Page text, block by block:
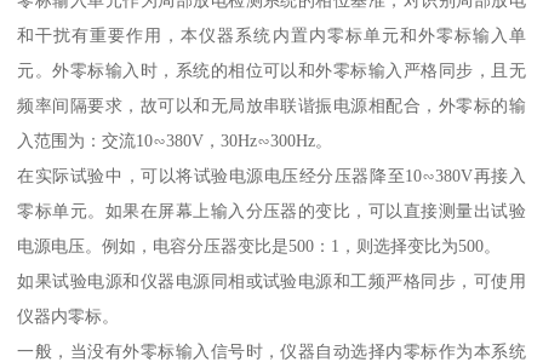
和干扰有重要作用，本仪器系统内置内零标单元和外零标输入单
元。外零标输入时，系统的相位可以和外零标输入严格同步，且无
频率间隔要求，故可以和无局放串联谐振电源相配合，外零标的输
入范围为：交流10∽380V，30Hz∽300Hz。
在实际试验中，可以将试验电源电压经分压器降至10∽380V再接入
零标单元。如果在屏幕上输入分压器的变比，可以直接测量出试验
电源电压。例如，电容分压器变比是500：1，则选择变比为500。
如果试验电源和仪器电源同相或试验电源和工频严格同步，可使用
仪器内零标。
一般，当没有外零标输入信号时，仪器自动选择内零标作为本系统